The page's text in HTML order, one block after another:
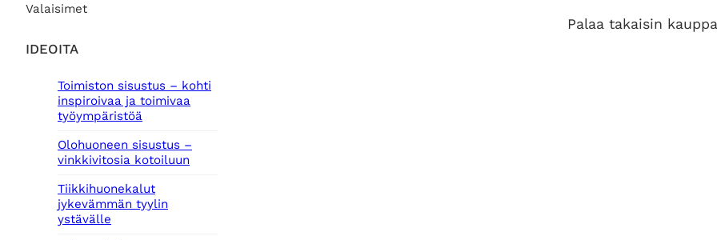
Valaisimet
IDEOITA
Toimiston sisustus – kohti
inspiroivaa ja toimivaa
työympäristöä
Olohuoneen sisustus –
vinkkivitosia kotoiluun
Tiikkihuonekalut
jykevämmän tyylin
ystävälle
Palaa takaisin